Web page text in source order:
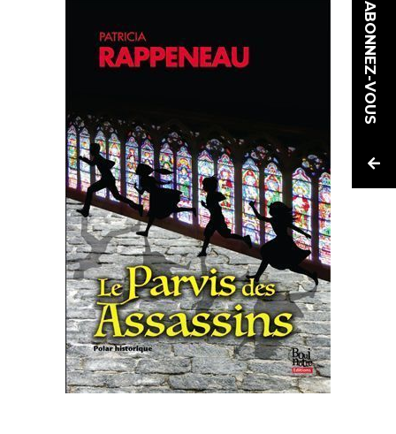
ABONNEZ-VOUS